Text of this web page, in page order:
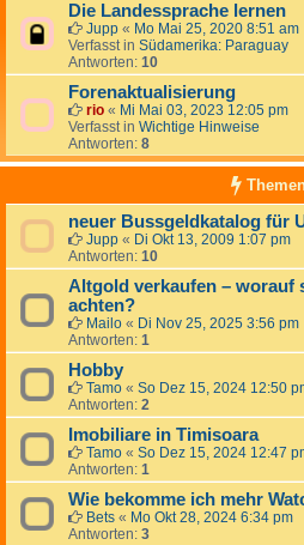
Die Landessprache lernen
Jupp « Mo Mai 25, 2020 8:51 am
Verfasst in Südamerika: Paraguay
Antworten: 10
Forenaktualisierung
rio « Mi Mai 03, 2023 12:05 pm
Verfasst in Wichtige Hinweise
Antworten: 8
neuer Bussgeldkatalog für
Jupp « Di Okt 13, 2009 1:07 pm
Antworten: 10
Altgold verkaufen – worauf
achten?
Mailo « Di Nov 25, 2025 3:56 pm
Antworten: 1
Hobby
Tamo « So Dez 15, 2024 12:50
Antworten: 2
Imobiliare in Timisoara
Tamo « So Dez 15, 2024 12:47
Antworten: 1
Wie bekomme ich mehr
Bets « Mo Okt 28, 2024 6:34 pm
Antworten: 3